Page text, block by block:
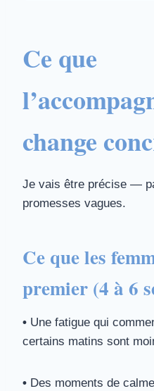
Ce que
change
Je vais être précise —
promesses vagues.
Ce que les
premier (4 à 6
• Une fatigue qui
certains matins sont
• Des moments de